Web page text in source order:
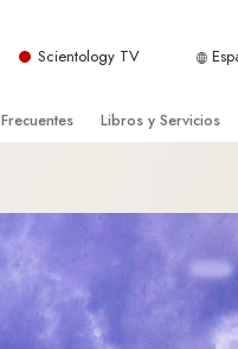
Scientology TV
de Scientology
Libros y Servicios
Introductorias
Introductorias
Las Dinámicas de
Los
Soluciones para